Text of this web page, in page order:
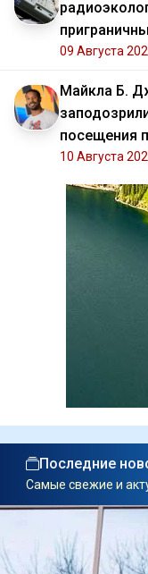
09 Августа
Майкла Б.
посещения
10 Августа
Последние
Самые свежие и